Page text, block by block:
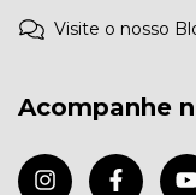
Visite o nosso
Acompanhe